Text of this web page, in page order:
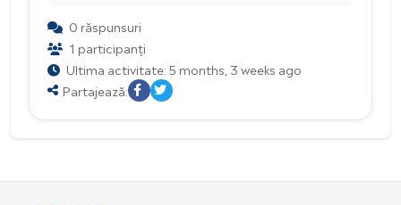
0 răspunsuri
1 participanți
Ultima activitate: 5 months, 3 weeks ago
Partajează: